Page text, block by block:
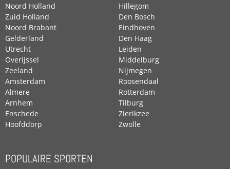
Noord Holland
Zuid Holland
Noord Brabant
Gelderland
Utrecht
Overijssel
Zeeland
Amsterdam
Almere
Arnhem
Enschede
Hoofddorp
Hillegom
Den Bosch
Eindhoven
Den Haag
Leiden
Middelburg
Nijmegen
Roosendaal
Rotterdam
Tilburg
Zierikzee
Zwolle
POPULAIRE SPORTEN